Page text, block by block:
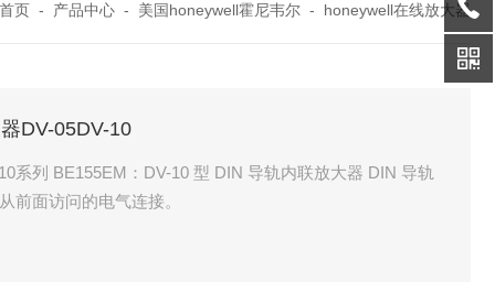
首页 - 产品中心 - 美国honeywell霍尼韦尔 - honeywell在线放大器
DV-05DV-10
系列 BE155EM：DV-10 型 DIN 导轨内联放大器 DIN 导轨
前面访问的电气连接。